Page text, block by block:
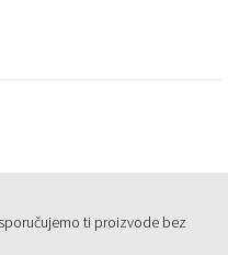
ti proizvode bez